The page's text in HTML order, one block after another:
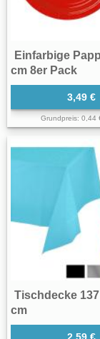
Einfarbige
cm 8er Pack
3,49 €
Tischdecke
cm
2,59 €